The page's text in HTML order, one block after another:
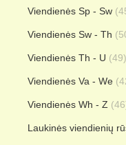
Viendienės Sp - Sw
Viendienės Sw - Th
Viendienės Th - U (49)
Viendienės Va - We
Viendienės Wh - Z
Laukinės viendienių